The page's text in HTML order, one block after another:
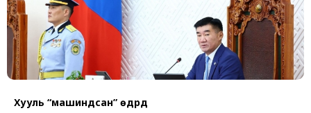
Хууль “машиндсан” өдрүүд